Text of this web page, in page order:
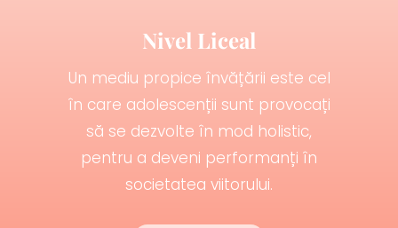
Nivel Liceal
Un mediu propice învățării este cel
în care adolescenții sunt provocați
să se dezvolte în mod holistic,
pentru a deveni performanți în
societatea viitorului.